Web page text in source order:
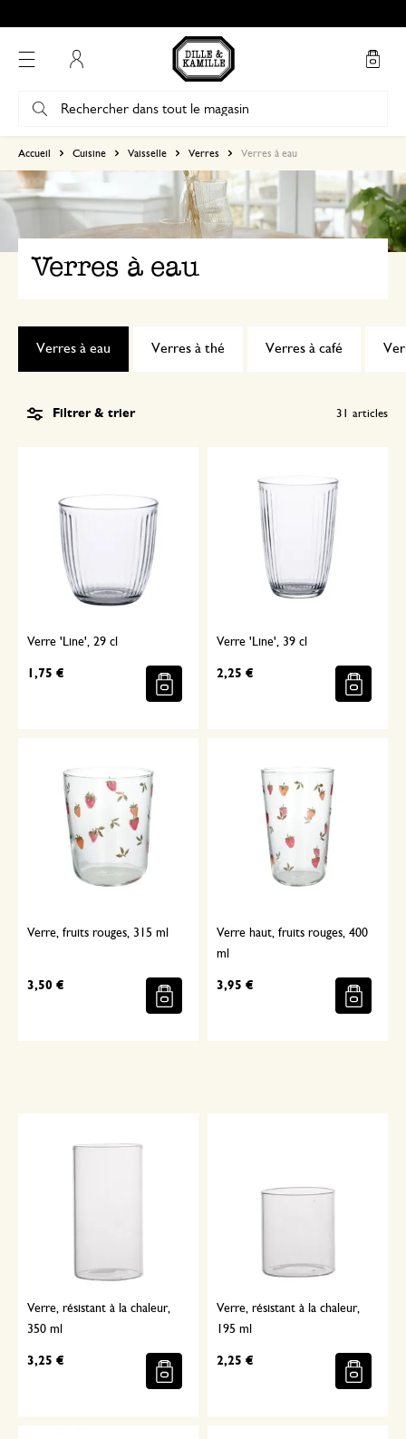
Accueil Cuisine Vaisselle Verres Verres à eau
Verres à eau
Verres à eau Verres à thé Verres à café
Filtrer & trier 31 articles
Verre 'Line', 29 cl
1,75 €
Verre 'Line', 39 cl
2,25 €
Verre, fruits rouges, 315 ml
3,50 €
Verre haut, fruits rouges, 400
ml
3,95 €
Verre, résistant à la chaleur,
350 ml
3,25 €
Verre, résistant à la chaleur,
195 ml
2,25 €